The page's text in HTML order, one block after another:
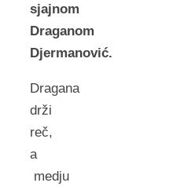
sjajnom
Draganom
Djermanović.
Dragana
drži
reč,
a
medju